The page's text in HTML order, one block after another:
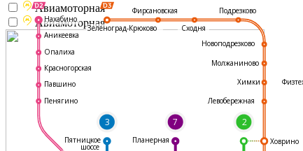
3 7 2
Фирсановская
Сходня
Подрезково
Новоподрезково
Молжаниново
Химки
Левобережная
Ховрино
Нахабино
Аникеевка
Опалиха
Красногорская
Павшино
Пенягино
Пятницкое
шоссе
Планерная
Зеленоград-Крюково
Авиамоторная
Авиамоторная